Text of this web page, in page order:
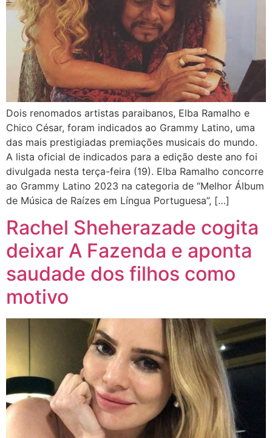
Dois renomados artistas paraibanos, Elba Ramalho e
Chico César, foram indicados ao Grammy Latino, uma
das mais prestigiadas premiações musicais do mundo.
A lista oficial de indicados para a edição deste ano foi
divulgada nesta terça-feira (19). Elba Ramalho concorre
ao Grammy Latino 2023 na categoria de “Melhor Álbum
de Música de Raízes em Língua Portuguesa”, […]
Rachel Sheherazade cogita
deixar A Fazenda e aponta
saudade dos filhos como
motivo